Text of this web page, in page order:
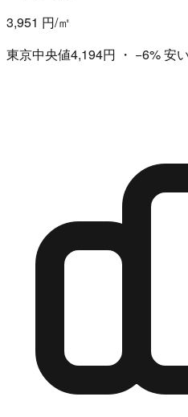
3,951 円/㎡
東京中央値4,194円 ・ −6%安い